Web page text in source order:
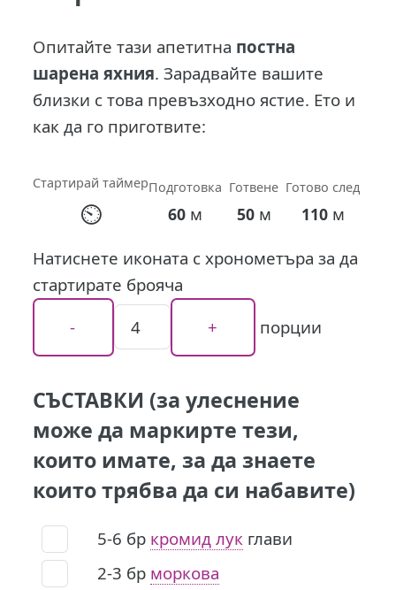
Опитайте тази апетитна постна
шарена яхния. Зарадвайте вашите
близки с това превъзходно ястие. Ето и
как да го приготвите:
Стартирай таймер
⏲
Подготовка
60 м
Готвене
50м
Готово след
110м
Натиснете иконата с хронометъра за да
стартирате брояча
порции
СЪСТАВКИ (за улеснение
може да маркирте тези,
които имате, за да знаете
които трябва да си набавите)
5-6 бр кромид лук глави
2-3 бр моркова